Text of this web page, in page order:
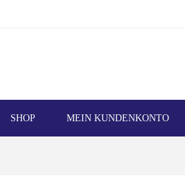
SHOP MEIN KUNDENKONTO